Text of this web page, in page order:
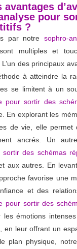
pour
?
par notre sophro-
multiples et
des principaux
à atteindre la
se limitent à un
pour sortir des
En explorant les
de vie, elle permet
ancrés. Un
sortir des schémas
aux autres. En
favorise une
et des
pour sortir des
les émotions
en leur offrant un
plan physique, notre